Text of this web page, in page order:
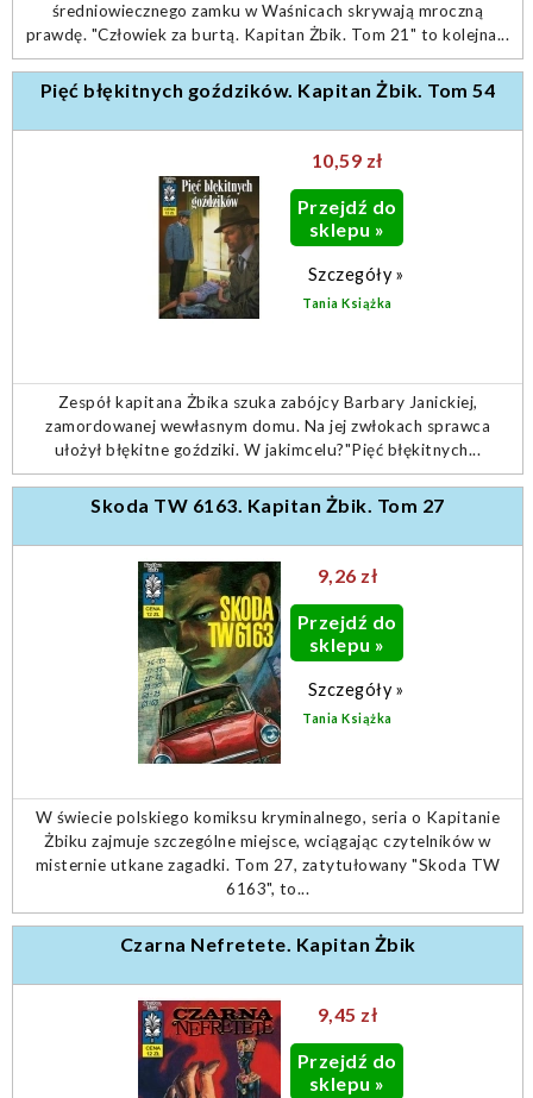
średniowiecznego zamku w Waśnicach skrywają mroczną
prawdę. "Człowiek za burtą. Kapitan Żbik. Tom 21" to kolejna...
Pięć błękitnych goździków. Kapitan Żbik. Tom 54
10,59 zł
Przejdź do
sklepu »
Szczegóły »
Tania Książka
Zespół kapitana Żbika szuka zabójcy Barbary Janickiej,
zamordowanej wewłasnym domu. Na jej zwłokach sprawca
ułożył błękitne goździki. W jakimcelu?"Pięć błękitnych...
Skoda TW 6163. Kapitan Żbik. Tom 27
9,26 zł
Przejdź do
sklepu »
Szczegóły »
Tania Książka
W świecie polskiego komiksu kryminalnego, seria o Kapitanie
Żbiku zajmuje szczególne miejsce, wciągając czytelników w
misternie utkane zagadki. Tom 27, zatytułowany "Skoda TW
6163", to...
Czarna Nefretete. Kapitan Żbik
9,45 zł
Przejdź do
sklepu »